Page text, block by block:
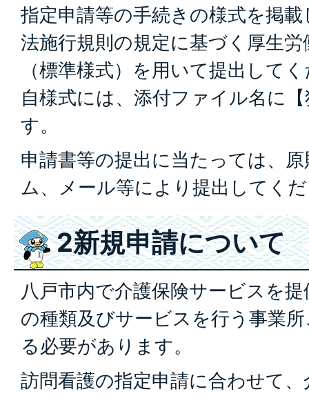
指定申請等の手続きの様式を掲
法施行規則の規定に基づく厚生
（標準様式）を用いて提出して
自様式には、添付ファイル名に
す。
申請書等の提出に当たっては、
ム、メール等により提出してく
2新規申請について
八戸市内で介護保険サービスを
の種類及びサービスを行う事業
る必要があります。
訪問看護の指定申請に合わせて